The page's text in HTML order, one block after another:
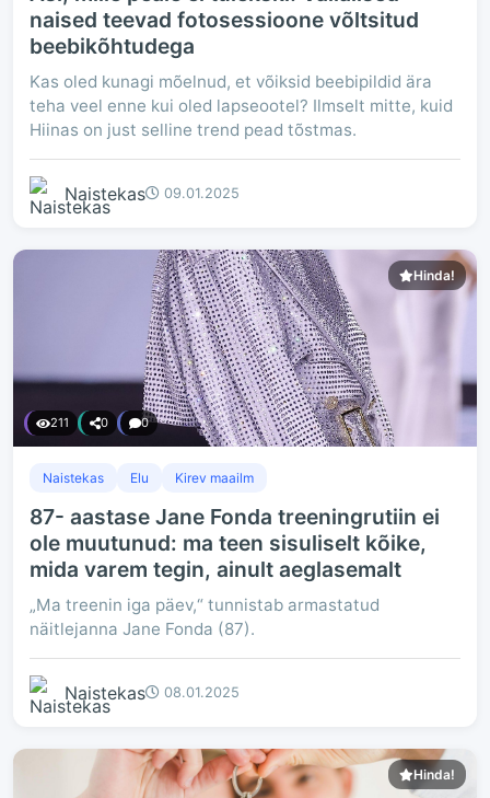
naised teevad fotosessioone võltsitud
beebikõhtudega
Kas oled kunagi mõelnud, et võiksid beebipildid ära
teha veel enne kui oled lapseootel? Ilmselt mitte, kuid
Hiinas on just selline trend pead tõstmas.
Naistekas 09.01.2025
Hinda!
211 0 0
Naistekas Elu Kirev maailm
87- aastase Jane Fonda treeningrutiin ei
ole muutunud: ma teen sisuliselt kõike,
mida varem tegin, ainult aeglasemalt
„Ma treenin iga päev,“ tunnistab armastatud
näitlejanna Jane Fonda (87).
Naistekas 08.01.2025
Hinda!